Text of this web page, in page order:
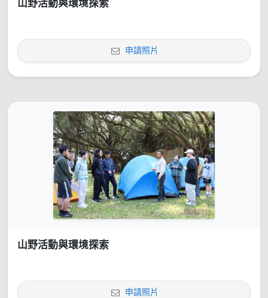
山野活動與環境探索
申請照片
山野活動與環境探索
申請照片